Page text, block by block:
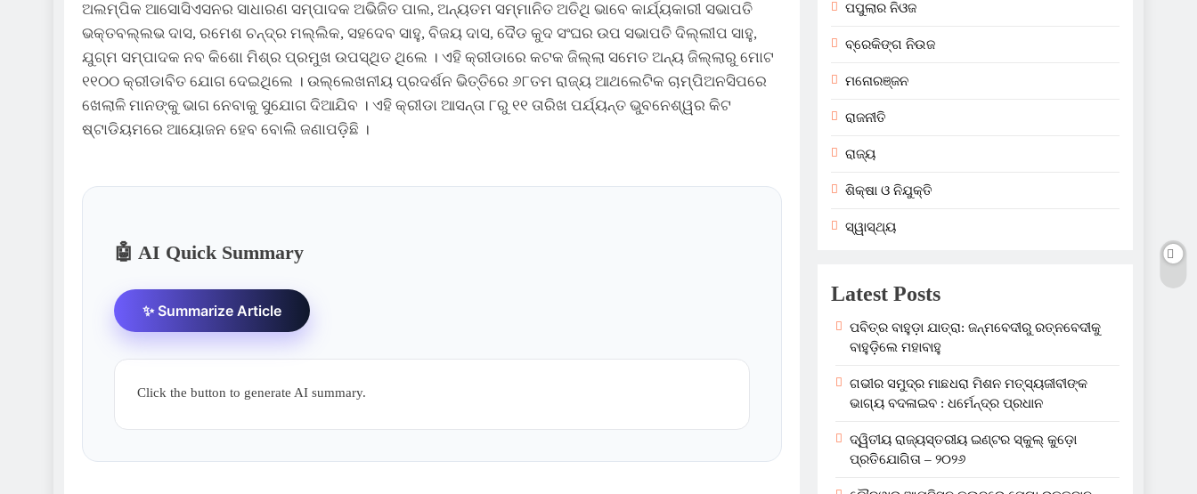
ଅଲମ୍ପିକ ଆସୋସିଏସନର ସାଧାରଣ ସମ୍ପାଦକ ଅଭିଜିତ ପାଲ, ଅନ୍ୟତମ ସମ୍ମାନିତ ଅତିଥି ଭାବେ କାର୍ଯ୍ୟକାରୀ ସଭାପତି
ଭକ୍ତବଲ୍ଲଭ ଦାସ, ରମେଶ ଚନ୍ଦ୍ର ମଲ୍ଲିକ, ସହଦେବ ସାହୁ, ବିଜୟ ଦାସ, ଦୈଡ କୁଦ ସଂଘର ଉପ ସଭାପତି ଦିଲ୍ଲୀପ ସାହୁ,
ଯୁଗ୍ମ ସମ୍ପାଦକ ନବ କିଶୋ ମିଶ୍ର ପ୍ରମୁଖ ଉପସ୍ଥିତ ଥିଲେ । ଏହି କ୍ରୀଡାରେ କଟକ ଜିଲ୍ଲା ସମେତ ଅନ୍ୟ ଜିଲ୍ଲାରୁ ମୋଟ
୧୧୦୦ କ୍ରୀଡାବିତ ଯୋଗ ଦେଇଥିଲେ । ଉଲ୍ଲେଖନୀୟ ପ୍ରଦର୍ଶନ ଭିତ୍ତିରେ ୬୮ତମ ରାଜ୍ୟ ଆଥଲେଟିକ ଚାମ୍ପିଅନସିପରେ
ଖେଲାଳି ମାନଙ୍କୁ ଭାଗ ନେବାକୁ ସୁଯୋଗ ଦିଆଯିବ । ଏହି କ୍ରୀଡା ଆସନ୍ତା ୮ରୁ ୧୧ ତାରିଖ ପର୍ଯ୍ୟନ୍ତ ଭୁବନେଶ୍ୱର କିଟ
ଷ୍ଟାଡିୟମରେ ଆୟୋଜନ ହେବ ବୋଲି ଜଣାପଡ଼ିଛି ।
🤖 AI Quick Summary
✨ Summarize Article
Click the button to generate AI summary.
ପପୁଲାର ନିଓଜ
ବ୍ରେକିଙ୍ଗ ନିଉଜ
ମନୋରଞ୍ଜନ
ରାଜନୀତି
ରାଜ୍ୟ
ଶିକ୍ଷା ଓ ନିଯୁକ୍ତି
ସ୍ୱାସ୍ଥ୍ୟ
Latest Posts
ପବିତ୍ର ବାହୁଡ଼ା ଯାତ୍ରା: ଜନ୍ମବେଦୀରୁ ରତ୍ନବେଦୀକୁ
ବାହୁଡ଼ିଲେ ମହାବାହୁ
ଗଭୀର ସମୁଦ୍ର ମାଛଧରା ମିଶନ ମତ୍ସ୍ୟଜୀବୀଙ୍କ
ଭାଗ୍ୟ ବଦଳାଇବ : ଧର୍ମେନ୍ଦ୍ର ପ୍ରଧାନ
ଦ୍ୱିତୀୟ ରାଜ୍ୟସ୍ତରୀୟ ଇଣ୍ଟର ସ୍କୁଲ୍ କୁଡ଼ୋ
ପ୍ରତିଯୋଗିତା – ୨୦୨୬